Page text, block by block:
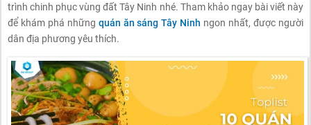
trình chinh phục vùng đất Tây Ninh nhé. Tham khảo ngay bài viết này
để khám phá những quán ăn sáng Tây Ninh ngon nhất, được người
dân địa phương yêu thích.